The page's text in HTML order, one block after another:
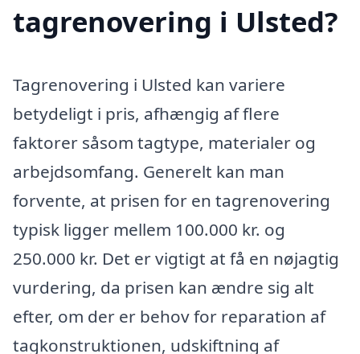
tagrenovering i Ulsted?
Tagrenovering i Ulsted kan variere
betydeligt i pris, afhængig af flere
faktorer såsom tagtype, materialer og
arbejdsomfang. Generelt kan man
forvente, at prisen for en tagrenovering
typisk ligger mellem 100.000 kr. og
250.000 kr. Det er vigtigt at få en nøjagtig
vurdering, da prisen kan ændre sig alt
efter, om der er behov for reparation af
tagkonstruktionen, udskiftning af